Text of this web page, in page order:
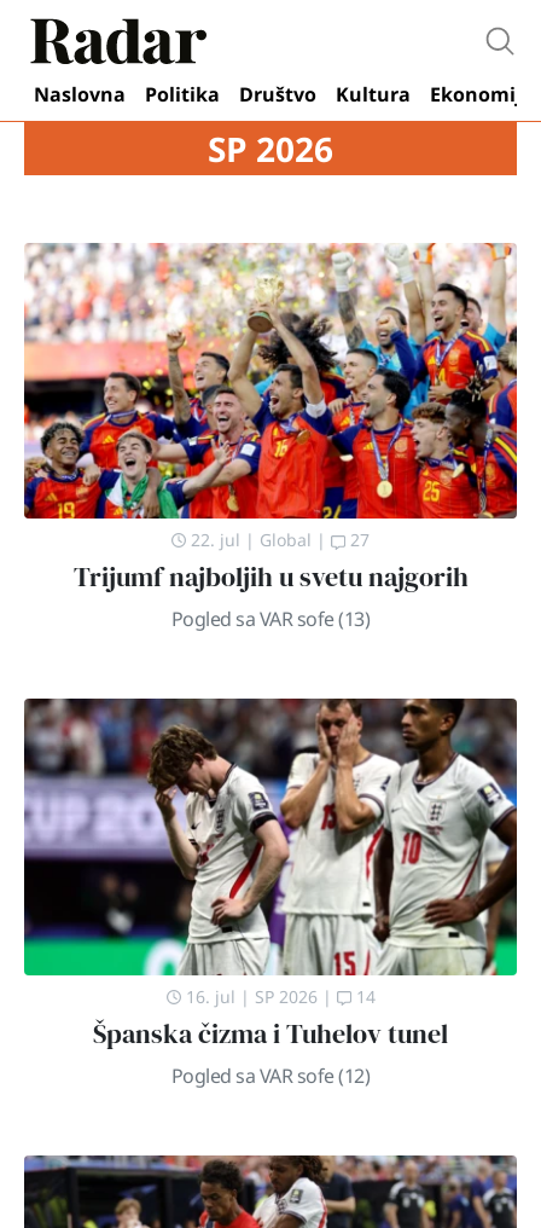
Naslovna Politika Društvo Kultura Ekonomija
SP 2026
22. jul | Global | 27
Trijumf najboljih u svetu najgorih
Pogled sa VAR sofe (13)
16. jul | SP 2026 | 14
Španska čizma i Tuhelov tunel
Pogled sa VAR sofe (12)